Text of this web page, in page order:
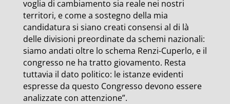
voglia di cambiamento sia reale nei nostri
territori, e come a sostegno della mia
candidatura si siano creati consensi al di là
delle divisioni preordinate da schemi nazionali:
siamo andati oltre lo schema Renzi-Cuperlo, e il
congresso ne ha tratto giovamento. Resta
tuttavia il dato politico: le istanze evidenti
espresse da questo Congresso devono essere
analizzate con attenzione”.